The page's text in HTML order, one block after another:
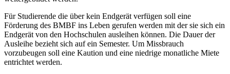
Für Studierende die über kein Endgerät verfügen soll eine
Förderung des BMBF ins Leben gerufen werden mit der sie sich ein
Endgerät von den Hochschulen ausleihen können. Die Dauer der
Ausleihe bezieht sich auf ein Semester. Um Missbrauch
vorzubeugen soll eine Kaution und eine niedrige monatliche Miete
entrichtet werden.